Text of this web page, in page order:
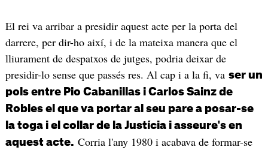
El rei va arribar a presidir aquest acte per la porta del
darrere, per dir-ho així, i de la mateixa manera que el
lliurament de despatxos de jutges, podria deixar de
presidir-lo sense que passés res. Al cap i a la fi, va ser un
pols entre Pio Cabanillas i Carlos Sainz de
Robles el que va portar al seu pare a posar-se
la toga i el collar de la Justícia i asseure's en
aquest acte. Corria l'any 1980 i acabava de formar-se